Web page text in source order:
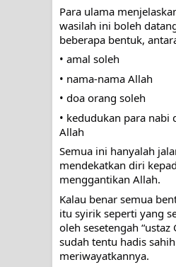
TETAPI JALAN
"Kotoran Yang
Dengan Tingkat
Berbeda
WAHDATUL
SYUHUD, DAN
Para ulama
wasilah ini boleh
beberapa bentuk,
• amal soleh
• nama-nama Allah
• doa orang soleh
• kedudukan para nabi
Allah
Semua ini hanyalah
mendekatkan diri
menggantikan Allah.
Kalau benar semua
itu syirik seperti yang
oleh sesetengah “ustaz
sudah tentu hadis
meriwayatkannya.